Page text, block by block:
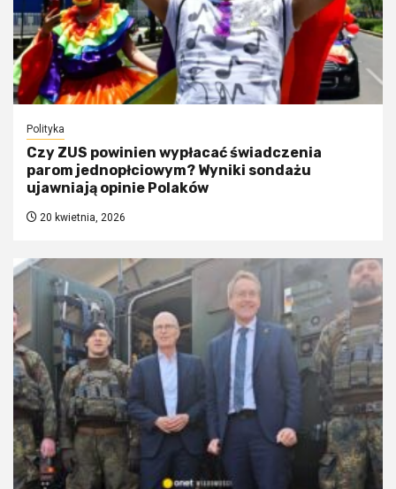
Polityka
Czy ZUS powinien wypłacać świadczenia
parom jednopłciowym? Wyniki sondażu
ujawniają opinie Polaków
20 kwietnia, 2026